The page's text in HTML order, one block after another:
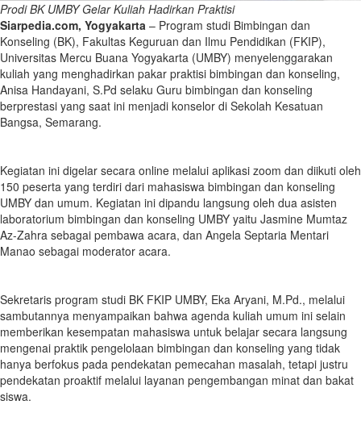
Prodi BK UMBY Gelar Kuliah Hadirkan Praktisi
Siarpedia.com, Yogyakarta – Program studi Bimbingan dan
Konseling (BK), Fakultas Keguruan dan Ilmu Pendidikan (FKIP),
Universitas Mercu Buana Yogyakarta (UMBY) menyelenggarakan
kuliah yang menghadirkan pakar praktisi bimbingan dan konseling,
Anisa Handayani, S.Pd selaku Guru bimbingan dan konseling
berprestasi yang saat ini menjadi konselor di Sekolah Kesatuan
Bangsa, Semarang.
Kegiatan ini digelar secara online melalui aplikasi zoom dan diikuti oleh
150 peserta yang terdiri dari mahasiswa bimbingan dan konseling
UMBY dan umum. Kegiatan ini dipandu langsung oleh dua asisten
laboratorium bimbingan dan konseling UMBY yaitu Jasmine Mumtaz
Az-Zahra sebagai pembawa acara, dan Angela Septaria Mentari
Manao sebagai moderator acara.
Sekretaris program studi BK FKIP UMBY, Eka Aryani, M.Pd., melalui
sambutannya menyampaikan bahwa agenda kuliah umum ini selain
memberikan kesempatan mahasiswa untuk belajar secara langsung
mengenai praktik pengelolaan bimbingan dan konseling yang tidak
hanya berfokus pada pendekatan pemecahan masalah, tetapi justru
pendekatan proaktif melalui layanan pengembangan minat dan bakat
siswa.